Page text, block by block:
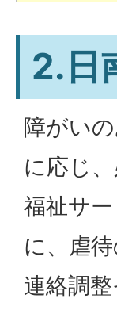
2.日
障がい
に応じ
福祉サ
に、虐
連絡調